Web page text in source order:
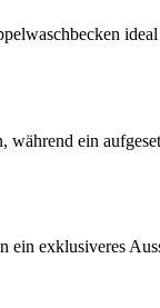
ein
exklusiveres